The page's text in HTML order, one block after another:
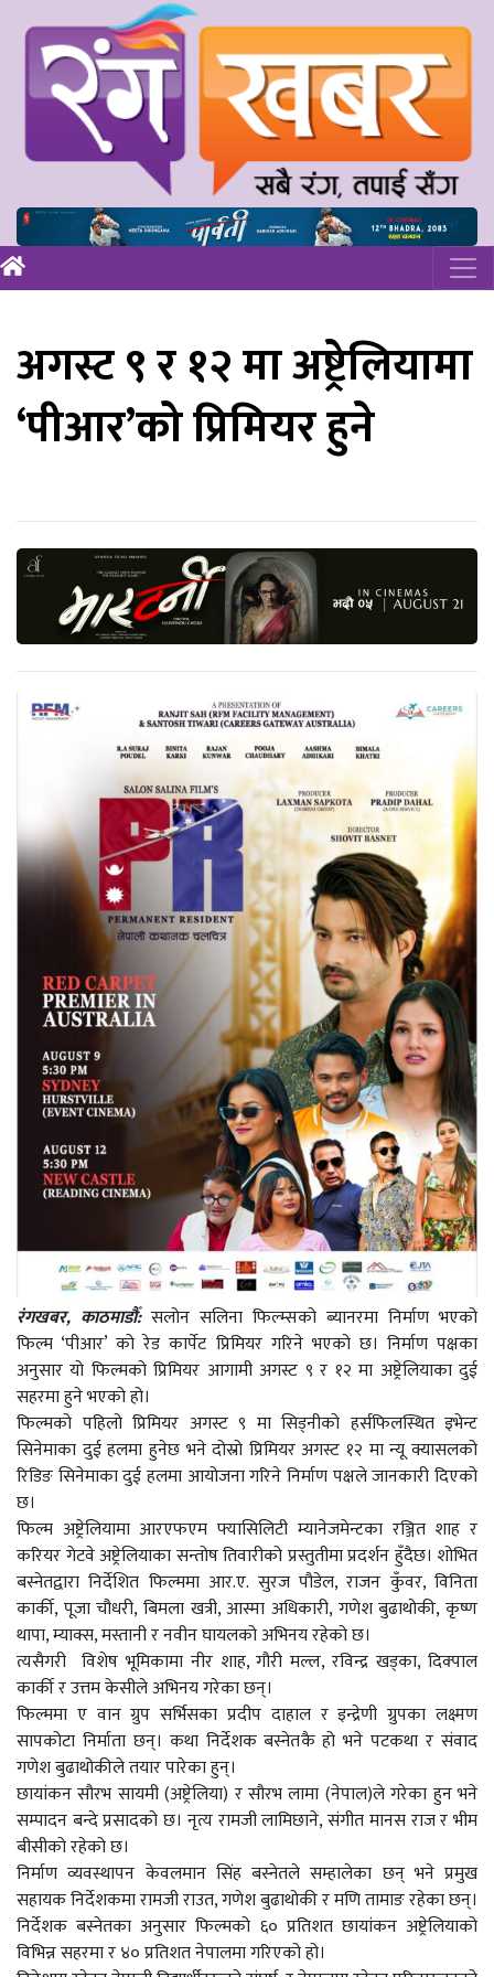
अगस्ट ९ र १२ मा अष्ट्रेलियामा
‘पीआर’को प्रिमियर हुने
रंगखबर, काठमाडौँ:सलोन सलिना फिल्म्सको ब्यानरमा निर्माण भएको
फिल्म ‘पीआर’ को रेड कार्पेट प्रिमियर गरिने भएको छ। निर्माण पक्षका
अनुसार यो फिल्मको प्रिमियर आगामी अगस्ट ९ र १२ मा अष्ट्रेलियाका दुई
सहरमा हुने भएको हो।
फिल्मको पहिलो प्रिमियर अगस्ट ९ मा सिड्नीको हर्सफिलस्थित इभेन्ट
सिनेमाका दुई हलमा हुनेछ भने दोस्रो प्रिमियर अगस्ट १२ मा न्यू क्यासलको
रिडिङ सिनेमाका दुई हलमा आयोजना गरिने निर्माण पक्षले जानकारी दिएको
छ।
फिल्म अष्ट्रेलियामा आरएफएम फ्यासिलिटी म्यानेजमेन्टका रञ्जित शाह र
करियर गेटवे अष्ट्रेलियाका सन्तोष तिवारीको प्रस्तुतीमा प्रदर्शन हुँदैछ। शोभित
बस्नेतद्वारा निर्देशित फिल्ममा आर.ए. सुरज पौडेल, राजन कुँवर, विनिता
कार्की, पूजा चौधरी, बिमला खत्री, आस्मा अधिकारी, गणेश बुढाथोकी, कृष्ण
थापा, म्याक्स, मस्तानी र नवीन घायलको अभिनय रहेको छ।
त्यसैगरी विशेष भूमिकामा नीर शाह, गौरी मल्ल, रविन्द्र खड्का, दिक्पाल
कार्की र उत्तम केसीले अभिनय गरेका छन्।
फिल्ममा ए वान ग्रुप सर्भिसका प्रदीप दाहाल र इन्द्रेणी ग्रुपका लक्ष्मण
सापकोटा निर्माता छन्। कथा निर्देशक बस्नेतकै हो भने पटकथा र संवाद
गणेश बुढाथोकीले तयार पारेका हुन्।
छायांकन सौरभ सायमी (अष्ट्रेलिया) र सौरभ लामा (नेपाल)ले गरेका हुन भने
सम्पादन बन्दे प्रसादको छ। नृत्य रामजी लामिछाने, संगीत मानस राज र भीम
बीसीको रहेको छ।
निर्माण व्यवस्थापन केवलमान सिंह बस्नेतले सम्हालेका छन् भने प्रमुख
सहायक निर्देशकमा रामजी राउत, गणेश बुढाथोकी र मणि तामाङ रहेका छन्।
निर्देशक बस्नेतका अनुसार फिल्मको ६० प्रतिशत छायांकन अष्ट्रेलियाको
विभिन्न सहरमा र ४० प्रतिशत नेपालमा गरिएको हो।